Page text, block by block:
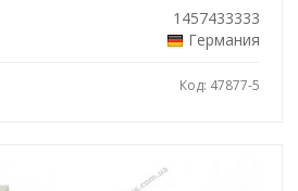
1457433333
Германия
Код: 47877-5